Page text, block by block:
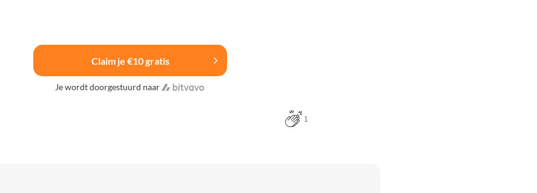
Claim je €10 gratis
Je wordt doorgestuurd naar
1